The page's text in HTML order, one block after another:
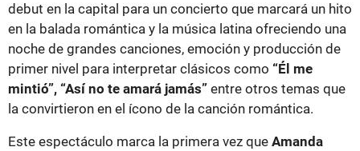
debut en la capital para un concierto que marcará un hito
en la balada romántica y la música latina ofreciendo una
noche de grandes canciones, emoción y producción de
primer nivel para interpretar clásicos como “Él me
mintió”, “Así no te amará jamás” entre otros temas que
la convirtieron en el ícono de la canción romántica.
Este espectáculo marca la primera vez que Amanda